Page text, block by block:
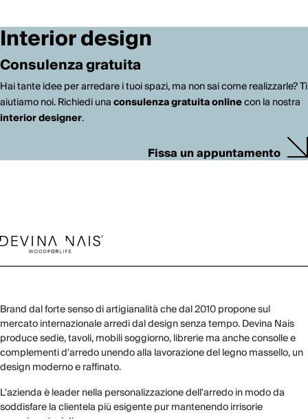
Interior design
Consulenza gratuita
Hai tante idee per arredare i tuoi spazi, ma non sai come realizzarle? Ti
aiutiamo noi. Richiedi unaconsulenza gratuita onlinecon la nostra
interior designer.
Fissa un appuntamento
Brand dal forte senso di artigianalità che dal 2010 propone sul
mercato internazionale arredi dal design senza tempo. Devina Nais
produce sedie, tavoli, mobili soggiorno, librerie ma anche consolle e
complementi d'arredo unendo alla lavorazione del legno massello, un
design moderno e raffinato.
L'azienda è leader nella personalizzazione dell'arredo in modo da
soddisfare la clientela più esigente pur mantenendo irrisorie